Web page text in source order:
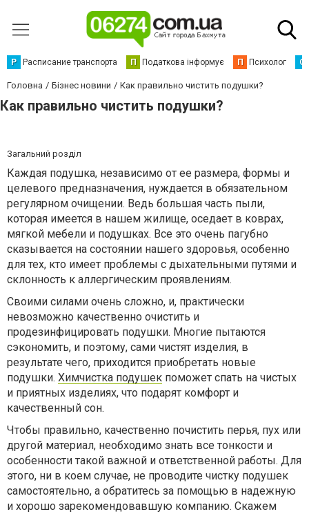
Р Расписание транспорта П Податкова інформує П Психолог С
Головна Бізнес новини Как правильно чистить подушки?
Как правильно чистить подушки?
Загальний розділ
Каждая подушка, независимо от ее размера, формы и
целевого предназначения, нуждается в обязательном
регулярном очищении. Ведь большая часть пыли,
которая имеется в нашем жилище, оседает в коврах,
мягкой мебели и подушках. Все это очень пагубно
сказывается на состоянии нашего здоровья, особенно
для тех, кто имеет проблемы с дыхательными путями и
склонность к аллергическим проявлениям.
Своими силами очень сложно, и, практически
невозможно качественно очистить и
продезинфицировать подушки. Многие пытаются
сэкономить, и поэтому, сами чистят изделия, в
результате чего, приходится приобретать новые
подушки. Химчистка подушек поможет спать на чистых
и приятных изделиях, что подарят комфорт и
качественный сон.
Чтобы правильно, качественно почистить перья, пух или
другой материал, необходимо знать все тонкости и
особенности такой важной и ответственной работы. Для
этого, ни в коем случае, не проводите чистку подушек
самостоятельно, а обратитесь за помощью в надежную
и хорошо зарекомендовавшую компанию. Скажем